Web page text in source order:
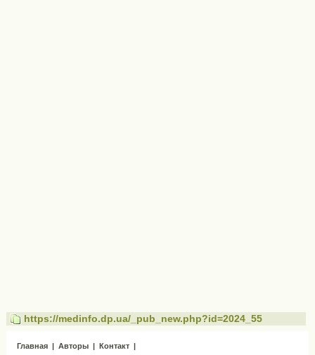
https://medinfo.dp.ua/_pub_new.php?id=2024_55
Главная | Авторы | Контакт |